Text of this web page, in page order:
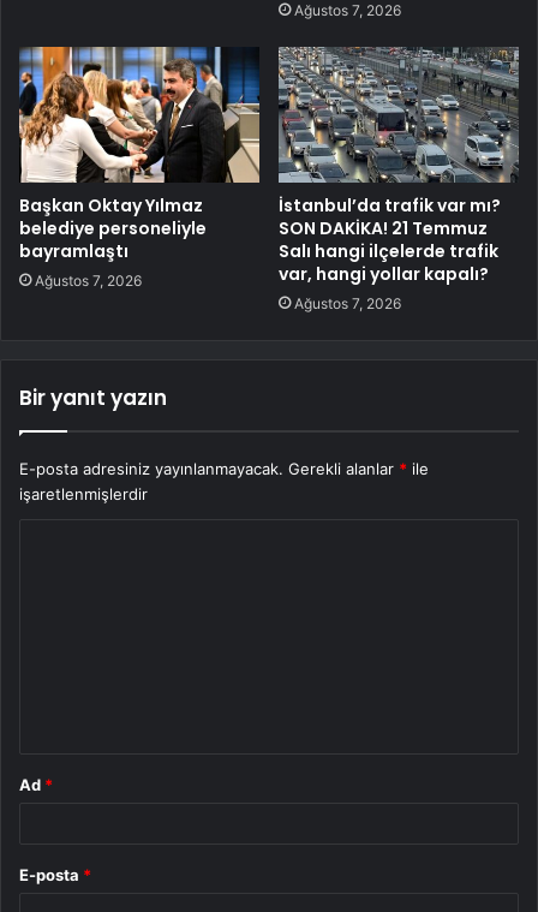
Ağustos 7, 2026
Başkan Oktay Yılmaz
belediye personeliyle
bayramlaştı
Ağustos 7, 2026
İstanbul’da trafik var mı?
SON DAKİKA! 21 Temmuz
Salı hangi ilçelerde trafik
var, hangi yollar kapalı?
Ağustos 7, 2026
Bir yanıt yazın
E-posta adresiniz yayınlanmayacak. Gerekli alanlar * ile
işaretlenmişlerdir
Ad *
E-posta *